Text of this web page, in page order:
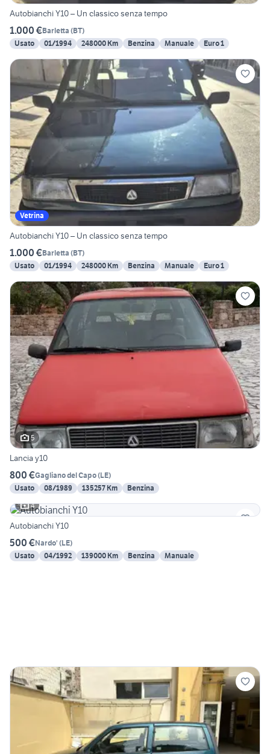
Autobianchi Y10 – Un classico senza tempo
1.000 €Barletta (BT)
Usato
01/1994 248000 Km Benzina Manuale Euro 1
Vetrina
Autobianchi Y10 – Un classico senza tempo
1.000 €Barletta (BT)
Usato
01/1994 248000 Km Benzina Manuale Euro 1
5
Lancia y10
800 €Gagliano del Capo(LE)
Usato
08/1989 135257 Km
Benzina
4
Autobianchi Y10
500 €Nardo' (LE)
Usato
04/1992 139000 Km Benzina Manuale